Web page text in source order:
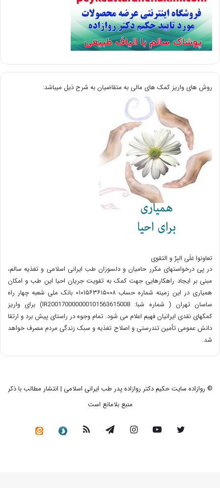
روش های واریز کمک های مالی به متقاضیان به شرح ذیل میباشد:
تعاونوا عَلَی البِرِّ و التقوی
در پی درخواستهای مکرر حامیان و دلسوزان طب ایرانی اسلامی و تغذیه سالم،
مبنی بر ایجاد راهکارهایی جهت کمک به تقویت جریان احیا این طب و امکان
همیاری در این زمینه شماره حساب ۰۱۰۱۵۶۳۶۱۵۰۰۸ بانک ملی شعبه چهار راه
ساسان تهران ( شماره شبا: IR200170000000101563615008) برای واریز
کمکهای نقدی ایرانیان فهیم اعلام می شود. تمام وجوه در راستای پیش برد و ارتقا
دانش عمومی تأمین تندرستی و اصلاح تغذیه و سبک زندگی مردم مصرف خواهد
شد.
© روازاده سایت حکیم دکتر روازاده پدر طب ایرانی اسلامی | انتشار مطالب با ذکر
منبع بلامانع است
توییتر یوتیوب اینستاگرامتلگرام خوراک سروش